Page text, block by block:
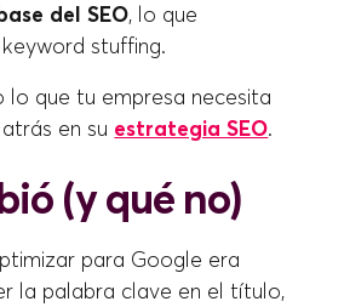
del SEO, lo que
stuffing.
lo que tu empresa necesita
en su estrategia SEO.
(y qué no)
para Google era
la palabra clave en el título,